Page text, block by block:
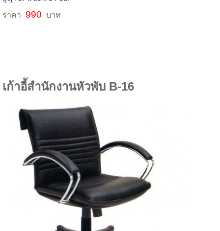
ราคา 990 บาท
เก้าอี้สำนักงานหัวพับ B-16